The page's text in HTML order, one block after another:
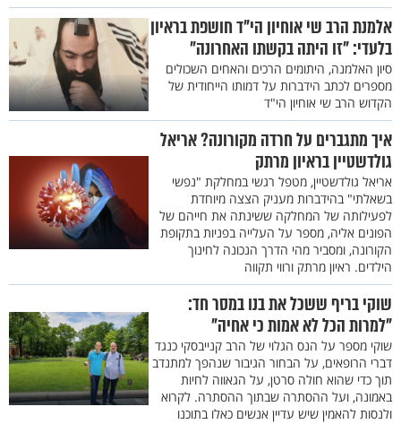
אלמנת הרב שי אוחיון הי"ד חושפת בראיון
בלעדי: "זו היתה בקשתו האחרונה"
סיון האלמנה, היתומים הרכים והאחים השכולים
מספרים לכתב הידברות על דמותו הייחודית של
הקדוש הרב שי אוחיון הי"ד
איך מתגברים על חרדה מקורונה? אריאל
גולדשטיין בראיון מרתק
אריאל גולדשטיין, מטפל רגשי במחלקת "נפשי
בשאלתי" בהידברות מעניק הצצה מיוחדת
לפעילותה של המחלקה ששינתה את חייהם של
הפונים אליה, מספר על העלייה בפניות בתקופת
הקורונה, ומסביר מהי הדרך הנכונה לחינוך
הילדים. ראיון מרתק ורווי תקווה
שוקי בריף ששכל את בנו במסר חד:
"למרות הכל לא אמות כי אחיה"
שוקי מספר על הנס הגלוי של הרב קנייבסקי כנגד
דברי הרופאים, על הבחור הגיבור שנהפך למתנדב
תוך כדי שהוא חולה סרטן, על הגאווה לחיות
באמונה, ועל ההסתרה שבתוך ההסתרה. לקרוא
ולנסות להאמין שיש עדיין אנשים כאלו בתוכנו